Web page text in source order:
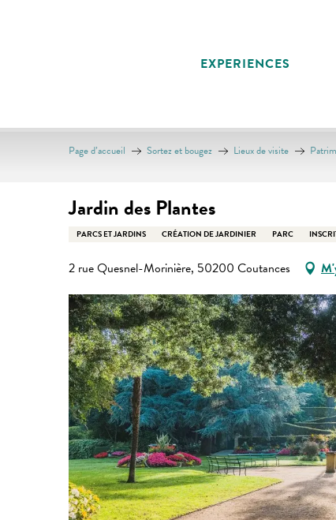
EXPERIENCES
Page d’accueil Sortez et bougez Lieux de visite
Jardin des Plantes
PARCS ET JARDINS CRÉATION DE JARDINIER PARC
2 rue Quesnel-Morinière, 50200 Coutances